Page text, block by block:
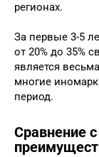
регионах.
За первые 3-5
от 20% до 35%
является
многие
период.
Сравнение